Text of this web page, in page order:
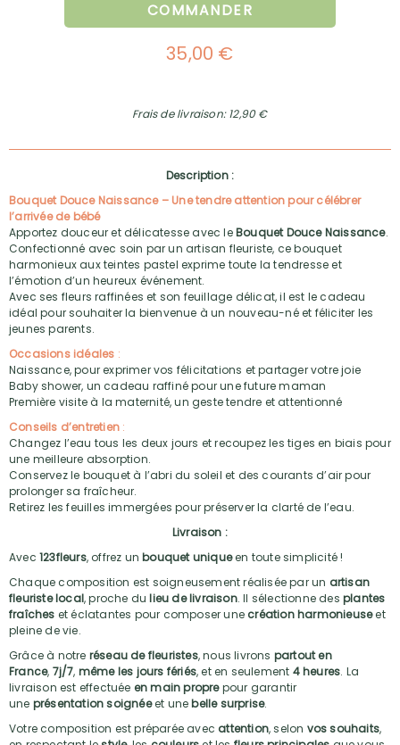
COMMANDER
35,00 €
Frais de livraison: 12,90 €
Description :
Bouquet Douce Naissance – Une tendre attention pour célébrer
l’arrivée de bébé
Apportez douceur et délicatesse avec leBouquet Douce Naissance.
Confectionné avec soin par un artisan fleuriste, ce bouquet
harmonieux aux teintes pastel exprime toute la tendresse et
l’émotion d’un heureux événement.
Avec ses fleurs raffinées et son feuillage délicat, il est le cadeau
idéal pour souhaiter la bienvenue à un nouveau-né et féliciter les
jeunes parents.
Occasions idéales :
Naissance, pour exprimer vos félicitations et partager votre joie
Baby shower, un cadeau raffiné pour une future maman
Première visite à la maternité, un geste tendre et attentionné
Conseils d’entretien :
Changez l’eau tous les deux jours et recoupez les tiges en biais pour
une meilleure absorption.
Conservez le bouquet à l’abri du soleil et des courants d’air pour
prolonger sa fraîcheur.
Retirez les feuilles immergées pour préserver la clarté de l’eau.
Livraison :
Avec 123fleurs, offrez unbouquet uniqueen toute simplicité !
Chaque composition est soigneusement réalisée par un artisan
fleuriste local, proche dulieu de livraison. Il sélectionne desplantes
fraîches et éclatantes pour composer une création harmonieuseet
pleine de vie.
Grâce à notre réseau de fleuristes, nous livrons partout en
France, 7j/7, même les jours fériés, et en seulement 4 heures. La
livraison est effectuée en main proprepour garantir
une présentation soignéeet unebelle surprise.
Votre composition est préparée avec attention, selon vos souhaits,